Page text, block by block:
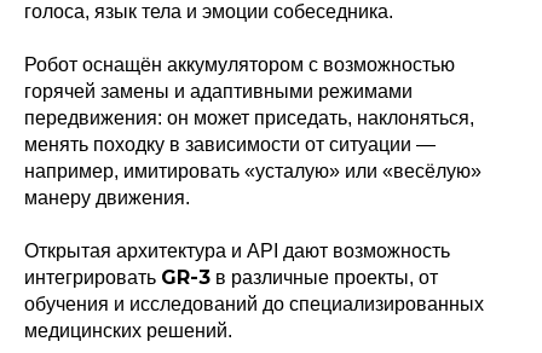
голоса, язык тела и эмоции собеседника.
Робот оснащён аккумулятором с возможностью
горячей замены и адаптивными режимами
передвижения: он может приседать, наклоняться,
менять походку в зависимости от ситуации —
например, имитировать «усталую» или «весёлую»
манеру движения.
Открытая архитектура и API дают возможность
интегрировать GR-3 в различные проекты, от
обучения и исследований до специализированных
медицинских решений.
© 2015-2026 НАУРР. Все права защищены. При использовании материалов
ссылка на ROBOTUNION.RU — обязательна
Политика конфиденциальности
© 2015-2026 НАУРР. Все права защищены.
При использовании материалов ссылка на ROBOTUNION.RU — обязательна